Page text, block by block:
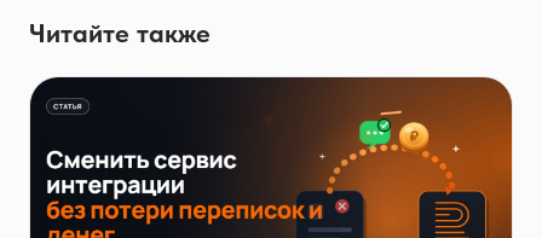
Читайте также